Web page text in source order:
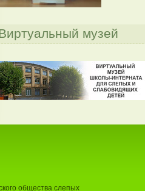
музей
общества слепых